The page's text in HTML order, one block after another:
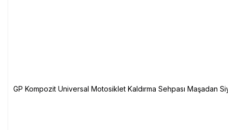
GP Kompozit Universal Motosiklet Kaldırma Sehpası Maşadan